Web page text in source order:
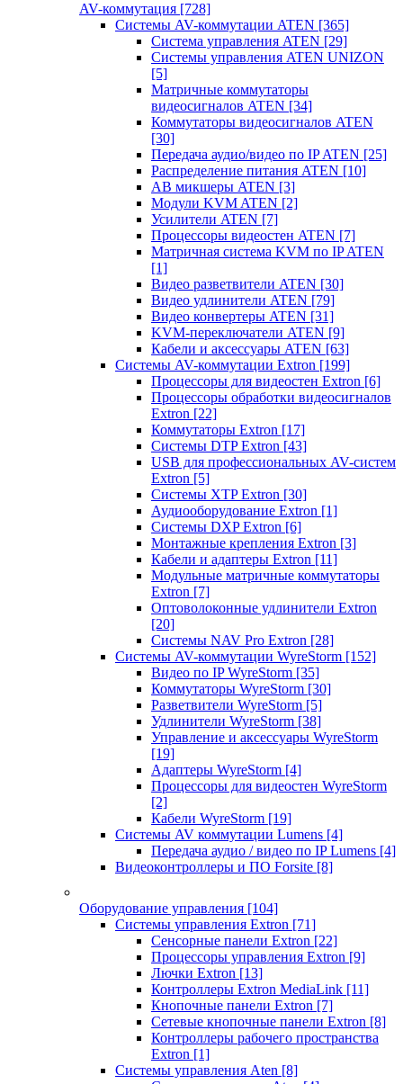
AV-коммутация [728]
Системы AV-коммутации ATEN [365]
Система управления ATEN [29]
Системы управления ATEN UNIZON
[5]
Матричные коммутаторы
видеосигналов ATEN [34]
Коммутаторы видеосигналов ATEN
[30]
Передача аудио/видео по IP ATEN [25]
Распределение питания ATEN [10]
АВ микшеры ATEN [3]
Модули KVM ATEN [2]
Усилители ATEN [7]
Процессоры видеостен ATEN [7]
Матричная система KVM по IP ATEN
[1]
Видео разветвители ATEN [30]
Видео удлинители ATEN [79]
Видео конвертеры ATEN [31]
KVM-переключатели ATEN [9]
Кабели и аксессуары ATEN [63]
Системы AV-коммутации Extron [199]
Процессоры для видеостен Extron [6]
Процессоры обработки видеосигналов
Extron [22]
Коммутаторы Extron [17]
Системы DTP Extron [43]
USB для профессиональных AV-систем
Extron [5]
Системы XTP Extron [30]
Аудиооборудование Extron [1]
Системы DXP Extron [6]
Монтажные крепления Extron [3]
Кабели и адаптеры Extron [11]
Модульные матричные коммутаторы
Extron [7]
Оптоволоконные удлинители Extron
[20]
Системы NAV Pro Extron [28]
Системы AV-коммутации WyreStorm [152]
Видео по IP WyreStorm [35]
Коммутаторы WyreStorm [30]
Разветвители WyreStorm [5]
Удлинители WyreStorm [38]
Управление и аксессуары WyreStorm
[19]
Адаптеры WyreStorm [4]
Процессоры для видеостен WyreStorm
[2]
Кабели WyreStorm [19]
Системы AV коммутации Lumens [4]
Передача аудио / видео по IP Lumens [4]
Видеоконтроллеры и ПО Forsite [8]
Оборудование управления [104]
Системы управления Extron [71]
Сенсорные панели Extron [22]
Процессоры управления Extron [9]
Лючки Extron [13]
Контроллеры Extron MediaLink [11]
Кнопочные панели Extron [7]
Сетевые кнопочные панели Extron [8]
Контроллеры рабочего пространства
Extron [1]
Системы управления Aten [8]